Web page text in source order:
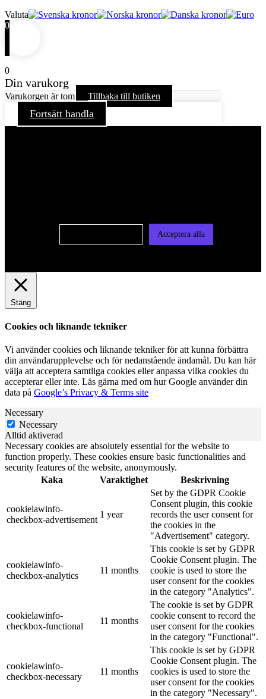
Valuta
0
0
Din varukorg
Varukorgen är tom Tillbaka till butiken
Fortsätt handla
Acceptera alla
Stäng
Cookies och liknande tekniker
Vi använder cookies och liknande tekniker för att kunna förbättra
din användarupplevelse och för nedanstående ändamål. Du kan här
välja att acceptera samtliga cookies eller anpassa vilka cookies du
accepterar eller inte. Läs gärna med om hur Google använder din
data på Google’s Privacy & Terms site
Necessary
Necessary
Alltid aktiverad
Necessary cookies are absolutely essential for the website to
function properly. These cookies ensure basic functionalities and
security features of the website, anonymously.
Kaka
Varaktighet Beskrivning
cookielawinfo-
checkbox-advertisement
1 year
Set by the GDPR Cookie
Consent plugin, this cookie
records the user consent for
the cookies in the
"Advertisement" category.
cookielawinfo-
checkbox-analytics
11 months
This cookie is set by GDPR
Cookie Consent plugin. The
cookie is used to store the
user consent for the cookies
in the category "Analytics".
cookielawinfo-
checkbox-functional
11 months
The cookie is set by GDPR
cookie consent to record the
user consent for the cookies
in the category "Functional".
cookielawinfo-
checkbox-necessary
11 months
This cookie is set by GDPR
Cookie Consent plugin. The
cookies is used to store the
user consent for the cookies
in the category "Necessary".